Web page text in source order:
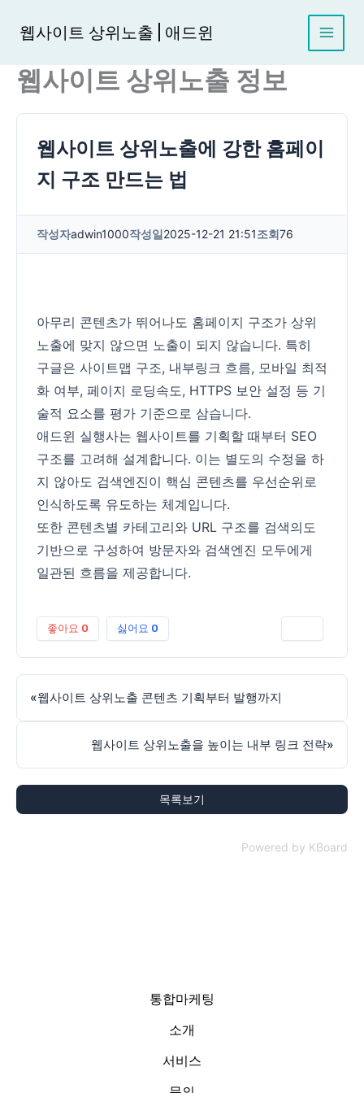
로
웹사이트 상위노출 | 애드윈
웹사이트 상위노출 정보
웹사이트 상위노출에 강한 홈페이
지 구조 만드는 법
작성자adwin1000작성일2025-12-21 21:51조회76
아무리 콘텐츠가 뛰어나도 홈페이지 구조가 상위
노출에 맞지 않으면 노출이 되지 않습니다. 특히
구글은 사이트맵 구조, 내부링크 흐름, 모바일 최적
화 여부, 페이지 로딩속도, HTTPS 보안 설정 등 기
술적 요소를 평가 기준으로 삼습니다.
애드윈 실행사는 웹사이트를 기획할 때부터 SEO
구조를 고려해 설계합니다. 이는 별도의 수정을 하
지 않아도 검색엔진이 핵심 콘텐츠를 우선순위로
인식하도록 유도하는 체계입니다.
또한 콘텐츠별 카테고리와 URL 구조를 검색의도
기반으로 구성하여 방문자와 검색엔진 모두에게
일관된 흐름을 제공합니다.
좋아요 0 싫어요 0
«웹사이트 상위노출 콘텐츠 기획부터 발행까지
웹사이트 상위노출을 높이는 내부 링크 전략»
목록보기
Powered by KBoard
통합마케팅
소개
서비스